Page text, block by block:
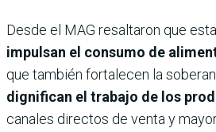
Desde el MAG resaltaron que
impulsan el consumo de
que también fortalecen la
dignifican el trabajo de los
canales directos de venta y